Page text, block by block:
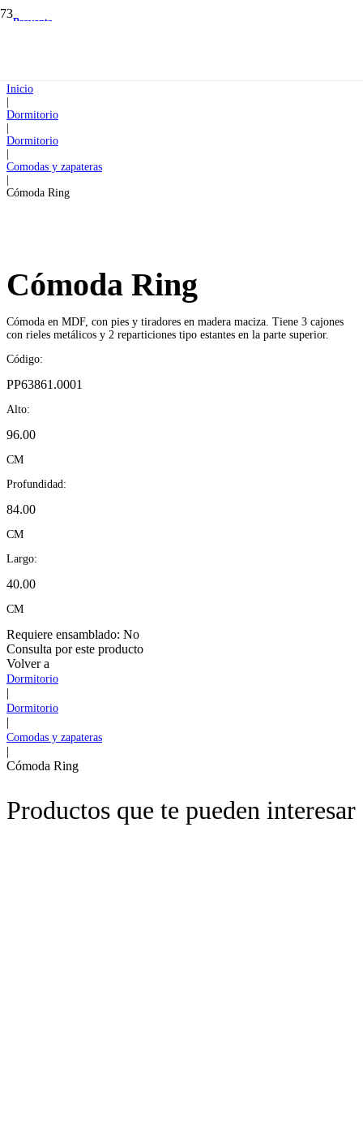
Inicio
|
Dormitorio
|
Dormitorio
|
Comodas y zapateras
|
Cómoda Ring
Cómoda Ring
Cómoda en MDF, con pies y tiradores en madera maciza. Tiene 3 cajones
con rieles metálicos y 2 reparticiones tipo estantes en la parte superior.
Código:
PP63861.0001
Alto:
96.00
CM
Profundidad:
84.00
CM
Largo:
40.00
CM
Requiere ensamblado: No
Consulta por este producto
Volver a
Dormitorio
|
Dormitorio
|
Comodas y zapateras
|
Cómoda Ring
Productos que te pueden interesar
Preventa
Preventa